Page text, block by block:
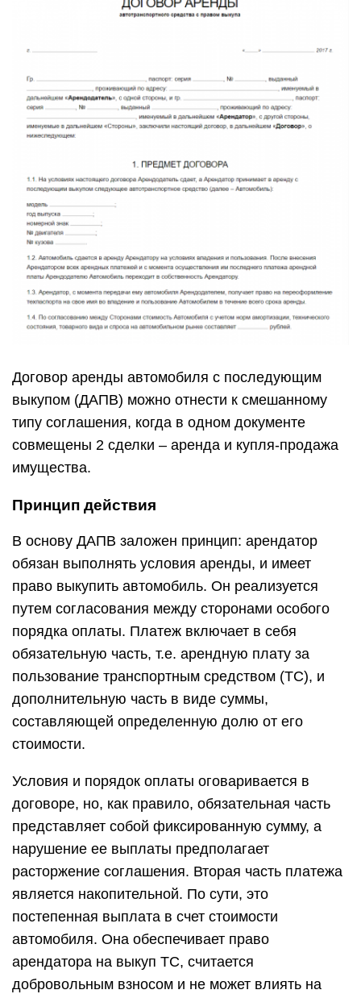
Договор аренды автомобиля с последующим
выкупом (ДАПВ) можно отнести к смешанному
типу соглашения, когда в одном документе
совмещены 2 сделки – аренда и купля-продажа
имущества.
Принцип действия
В основу ДАПВ заложен принцип: арендатор
обязан выполнять условия аренды, и имеет
право выкупить автомобиль. Он реализуется
путем согласования между сторонами особого
порядка оплаты. Платеж включает в себя
обязательную часть, т.е. арендную плату за
пользование транспортным средством (ТС), и
дополнительную часть в виде суммы,
составляющей определенную долю от его
стоимости.
Условия и порядок оплаты оговаривается в
договоре, но, как правило, обязательная часть
представляет собой фиксированную сумму, а
нарушение ее выплаты предполагает
расторжение соглашения. Вторая часть платежа
является накопительной. По сути, это
постепенная выплата в счет стоимости
автомобиля. Она обеспечивает право
арендатора на выкуп ТС, считается
добровольным взносом и не может влиять на